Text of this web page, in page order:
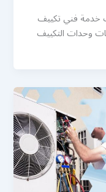
خدمة فني تكييف
وحدات التكييف